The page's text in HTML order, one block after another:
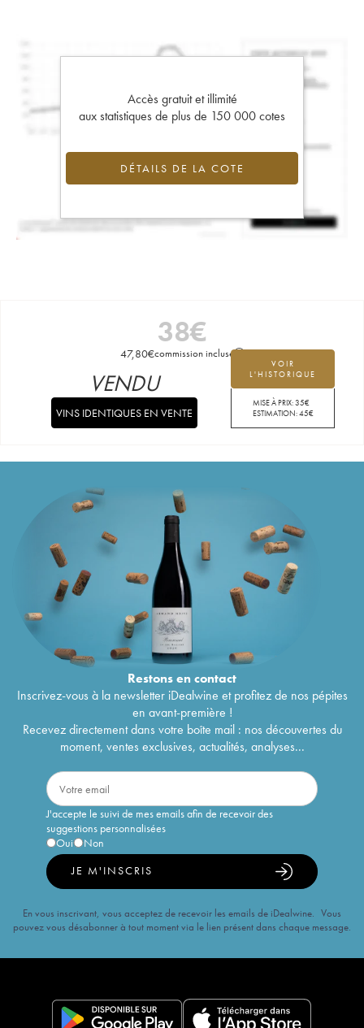
Accès gratuit et illimité
aux statistiques de plus de 150 000 cotes
DÉTAILS DE LA COTE
38€
47,80€commission incluse
VOIR
L'HISTORIQUE
MISE À PRIX:35€
ESTIMATION:45€
VENDU
VINS IDENTIQUES EN VENTE
Restons encontact
Inscrivez-vous à la newsletter iDealwine et profitez de nos pépites
en avant-première !
Recevez directement dans votre boîte mail : nos découvertes du
moment, ventes exclusives, actualités, analyses...
J'accepte le suivi de mes emails afin de recevoir des
suggestions personnalisées
Oui
Non
JE M'INSCRIS
En vous inscrivant, vous acceptez de recevoir les emails de iDealwine. Vous
pouvez vous désabonner à tout moment via le lien présent dans chaque message.